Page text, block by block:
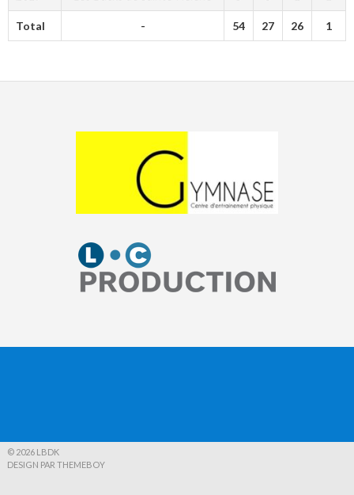
Total - 54 27 26 1
© 2026 LBDK
DESIGN PAR THEMEBOY